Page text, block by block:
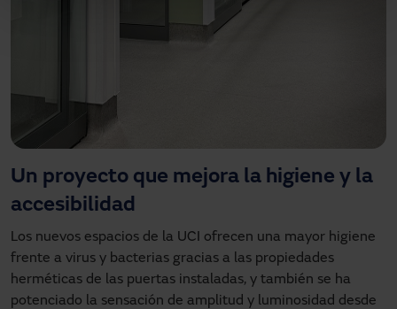
Un proyecto que mejora la higiene y la
accesibilidad
Los nuevos espacios de la UCI ofrecen una mayor higiene
frente a virus y bacterias gracias a las propiedades
herméticas de las puertas instaladas, y también se ha
potenciado la sensación de amplitud y luminosidad desde